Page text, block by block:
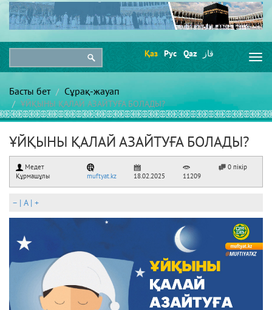
Қаз Рус Qaz قاز
Басты бет Сұрақ-жауап
ҰЙҚЫНЫ ҚАЛАЙ АЗАЙТУҒА БОЛАДЫ?
ҰЙҚЫНЫ ҚАЛАЙ АЗАЙТУҒА БОЛАДЫ?
Медет
Құрмашұлы
muftyat.kz 18.02.2025 11209
0 пікір
– | A| +